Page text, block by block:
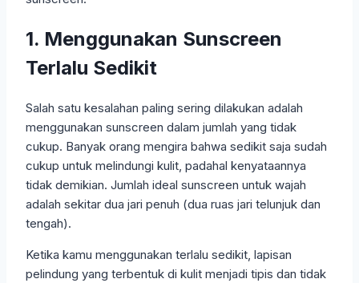
1. Menggunakan Sunscreen
Terlalu Sedikit
Salah satu kesalahan paling sering dilakukan adalah
menggunakan sunscreen dalam jumlah yang tidak
cukup. Banyak orang mengira bahwa sedikit saja sudah
cukup untuk melindungi kulit, padahal kenyataannya
tidak demikian. Jumlah ideal sunscreen untuk wajah
adalah sekitar dua jari penuh (dua ruas jari telunjuk dan
tengah).
Ketika kamu menggunakan terlalu sedikit, lapisan
pelindung yang terbentuk di kulit menjadi tipis dan tidak